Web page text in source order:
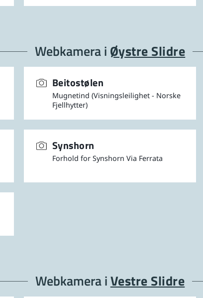
Webkamera i Øystre Slidre
Beitostølen
Mugnetind (Visningsleilighet - Norske
Fjellhytter)
Synshorn
Forhold for Synshorn Via Ferrata
Webkamera iVestre Slidre